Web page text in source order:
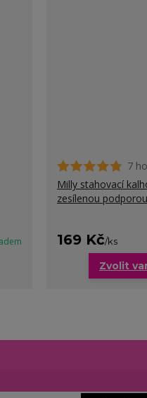
7
Milly stahovací
zesílenou
169 Kč/ks
Zvolit